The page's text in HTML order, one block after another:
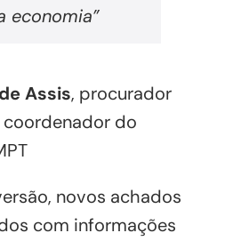
economia”
Assis, procurador
coordenador do
novos achados
com informações